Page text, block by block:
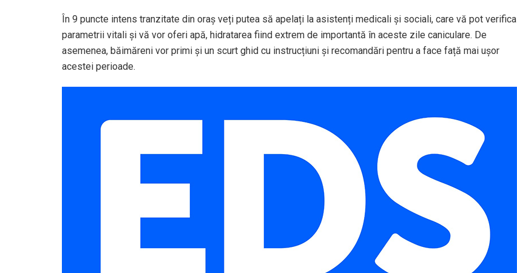
În 9 puncte intens tranzitate din oraș veți putea să apelați la asistenți medicali și sociali, care vă pot verifica
parametrii vitali și vă vor oferi apă, hidratarea fiind extrem de importantă în aceste zile caniculare. De
asemenea, băimăreni vor primi și un scurt ghid cu instrucțiuni și recomandări pentru a face față mai ușor
acestei perioade.